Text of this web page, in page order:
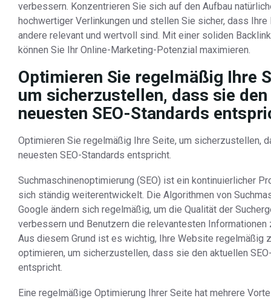
verbessern. Konzentrieren Sie sich auf den Aufbau
hochwertiger Verlinkungen und stellen Sie sicher, dass Ihre
andere relevant und wertvoll sind. Mit einer soliden
können Sie Ihr Online-Marketing-Potenzial maximieren.
Optimieren Sie regelmäßig Ihre
um sicherzustellen, dass sie den
neuesten SEO-Standards
Optimieren Sie regelmäßig Ihre Seite, um sicherzustellen,
neuesten SEO-Standards entspricht.
Suchmaschinenoptimierung (SEO) ist ein kontinuierlicher
sich ständig weiterentwickelt. Die Algorithmen von
Google ändern sich regelmäßig, um die Qualität der
verbessern und Benutzern die relevantesten Informationen
Aus diesem Grund ist es wichtig, Ihre Website regelmäßig
optimieren, um sicherzustellen, dass sie den aktuellen
entspricht.
Eine regelmäßige Optimierung Ihrer Seite hat mehrere